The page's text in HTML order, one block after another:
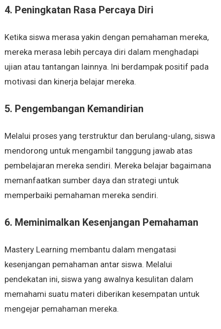
4. Peningkatan Rasa Percaya Diri
Ketika siswa merasa yakin dengan pemahaman mereka,
mereka merasa lebih percaya diri dalam menghadapi
ujian atau tantangan lainnya. Ini berdampak positif pada
motivasi dan kinerja belajar mereka.
5. Pengembangan Kemandirian
Melalui proses yang terstruktur dan berulang-ulang, siswa
mendorong untuk mengambil tanggung jawab atas
pembelajaran mereka sendiri. Mereka belajar bagaimana
memanfaatkan sumber daya dan strategi untuk
memperbaiki pemahaman mereka sendiri.
6. Meminimalkan Kesenjangan Pemahaman
Mastery Learning membantu dalam mengatasi
kesenjangan pemahaman antar siswa. Melalui
pendekatan ini, siswa yang awalnya kesulitan dalam
memahami suatu materi diberikan kesempatan untuk
mengejar pemahaman mereka.